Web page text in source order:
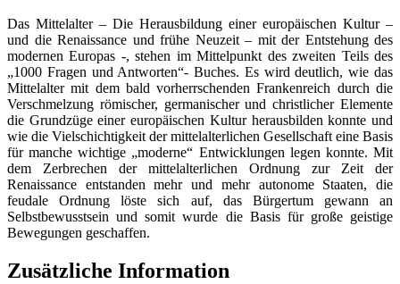
Teil
II:
Das
Mittelalter/Renaissance
und
Frühe
Neuzeit
Menge
Das Mittelalter – Die Herausbildung einer europäischen Kultur –
und die Renaissance und frühe Neuzeit – mit der Entstehung des
modernen Europas -, stehen im Mittelpunkt des zweiten Teils des
„1000 Fragen und Antworten“- Buches. Es wird deutlich, wie das
Mittelalter mit dem bald vorherrschenden Frankenreich durch die
Verschmelzung römischer, germanischer und christlicher Elemente
die Grundzüge einer europäischen Kultur herausbilden konnte und
wie die Vielschichtigkeit der mittelalterlichen Gesellschaft eine Basis
für manche wichtige „moderne“ Entwicklungen legen konnte. Mit
dem Zerbrechen der mittelalterlichen Ordnung zur Zeit der
Renaissance entstanden mehr und mehr autonome Staaten, die
feudale Ordnung löste sich auf, das Bürgertum gewann an
Selbstbewusstsein und somit wurde die Basis für große geistige
Bewegungen geschaffen.
Zusätzliche Information